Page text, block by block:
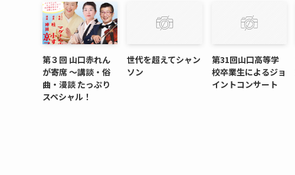
第３回 山口赤れん
が寄席 〜講談・俗
曲・漫談 たっぷり
スペシャル！
世代を超えてシャン
ソン
第31回山口高等学
校卒業生によるジョ
イントコンサート